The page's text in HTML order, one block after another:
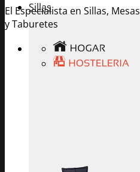
El Especialista en Sillas, Mesas
y Taburetes
Sillas